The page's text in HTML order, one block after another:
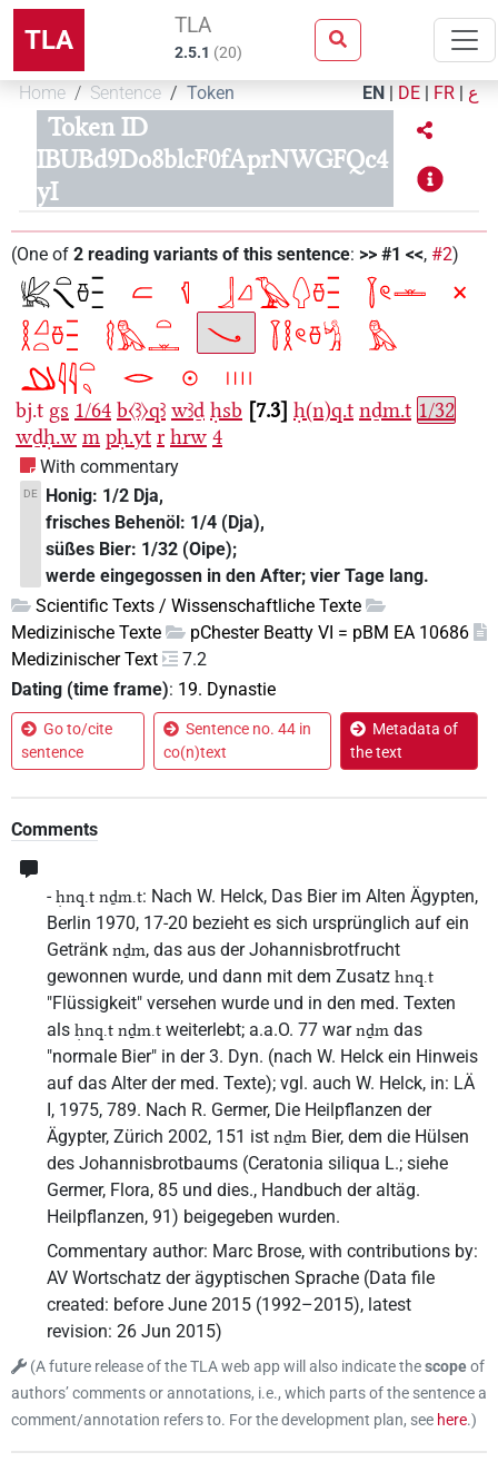
TLA TLA
2.5.1 (20)
Home Sentence Token EN | DE | FR | ع
Token ID
IBUBd9Do8blcF0fAprNWGFQc4
yI
(One of 2 reading variants of this sentence: >> #1 <<, #2)
bj.t gs 1/64 b〈ꜣ〉qꜣ wꜣḏ ḥsb 7.3 ḥ(n)q.t nḏm.t 1/32
wḏḥ.w m pḥ.yt r hrw 4
With commentary
DE
Honig: 1/2 Dja,
frisches Behenöl: 1/4 (Dja),
süßes Bier: 1/32 (Oipe);
werde eingegossen in den After; vier Tage lang.
Scientific Texts / Wissenschaftliche Texte
Medizinische Texte
pChester Beatty VI = pBM EA 10686
Medizinischer Text
7.2
Dating (time frame): 19. Dynastie
Go to/cite
sentence
Sentence no. 44 in
co(n)text
Metadata of
the text
Comments
-ḥnq.t nḏm.t: Nach W. Helck, Das Bier im Alten Ägypten,
Berlin 1970, 17-20 bezieht es sich ursprünglich auf ein
Getränk nḏm, das aus der Johannisbrotfrucht
gewonnen wurde, und dann mit dem Zusatz hnq.t
"Flüssigkeit" versehen wurde und in den med. Texten
als ḥnq.t nḏm.t weiterlebt; a.a.O. 77 warnḏm das
"normale Bier" in der 3. Dyn. (nach W. Helck ein Hinweis
auf das Alter der med. Texte); vgl. auch W. Helck, in: LÄ
I, 1975, 789. Nach R. Germer, Die Heilpflanzen der
Ägypter, Zürich 2002, 151 ist nḏm Bier, dem die Hülsen
des Johannisbrotbaums (Ceratonia siliqua L.; siehe
Germer, Flora, 85 und dies., Handbuch der altäg.
Heilpflanzen, 91) beigegeben wurden.
Commentary author: Marc Brose, with contributions by:
AV Wortschatz der ägyptischen Sprache (Data file
created: before June 2015 (1992–2015), latest
revision: 26 Jun 2015)
(A future release of the TLA web app will also indicate thescopeof
authors’ comments or annotations, i.e., which parts of the sentence a
comment/annotation refers to. For the development plan, see here.)